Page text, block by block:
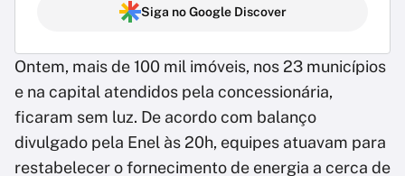
Siga no Google Discover
Ontem, mais de 100 mil imóveis, nos 23 municípios
e na capital atendidos pela concessionária,
ficaram sem luz. De acordo com balanço
divulgado pela Enel às 20h, equipes atuavam para
restabelecer o fornecimento de energia a cerca de